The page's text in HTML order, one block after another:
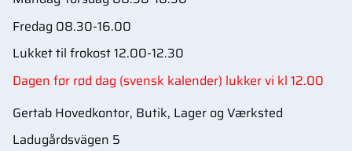
Fredag 08.30-16.00
Lukket til frokost 12.00-12.30
Dagen før rød dag (svensk kalender) lukker vi kl 12.00
Gertab Hovedkontor, Butik, Lager og Værksted
Ladugårdsvägen 5